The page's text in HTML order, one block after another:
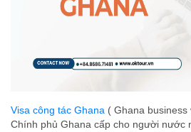
Visa công tác Ghana ( Ghana
Chính phủ Ghana cấp cho người nước